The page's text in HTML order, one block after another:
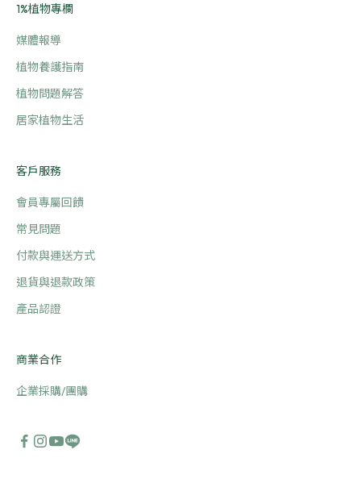
1%植物專欄
媒體報導
植物養護指南
植物問題解答
居家植物生活
客戶服務
會員專屬回饋
常見問題
付款與運送方式
退貨與退款政策
產品認證
商業合作
企業採購/團購